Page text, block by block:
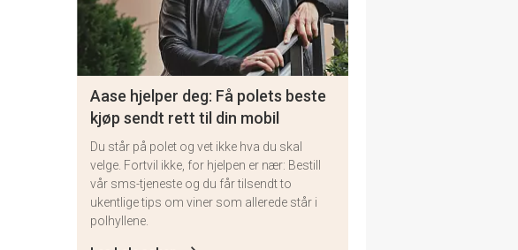
Aase hjelper deg: Få polets beste
kjøp sendt rett til din mobil
Du står på polet og vet ikke hva du skal
velge. Fortvil ikke, for hjelpen er nær: Bestill
vår sms-tjeneste og du får tilsendt to
ukentlige tips om viner som allerede står i
polhyllene.